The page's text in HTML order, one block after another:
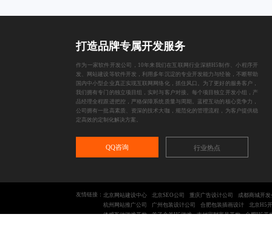
打造品牌专属开发服务
作为一家软件开发公司 ，10年来我们在互联网行业深耕 H5制作 、小程序开
发
网站建设 等软件开发，利用多年沉淀的专业开发能力与经验，不断帮助
国内中小型企业真正实现互联网网络化，抓住风口。为了更好的服务客户，
我们拥有专门的独立项目组，实时与客户对接。每个项目独立开发小组，产
品经理全程跟进把控，严格保障系统质量与周期。蓝橙互动的核心竞争力，
公司拥有一批高素质、资深的技术大咖，规范化的管理流程，为客户提供稳
定高效的定制化解决方案。
QQ咨询 行业热点
友情链接： 北京网站建设中心 北京SEO公司 重庆广告设计公司
成都商城开发
杭州网站推广公司
广州包装设计公司 合肥包装插画设计
北京H5
体感互动游戏开发
羊了个羊H5游戏 支付宝财富号开发 合肥H5开